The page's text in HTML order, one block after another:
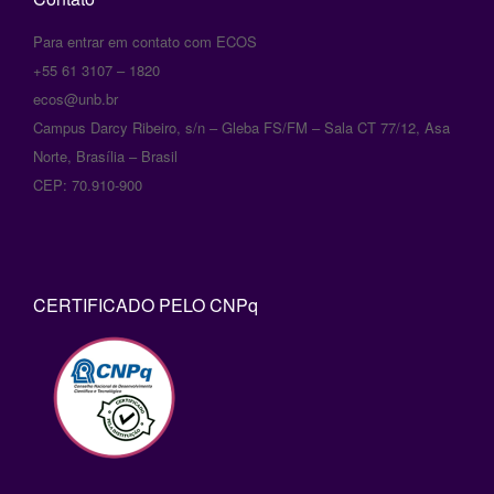
paling
enak
Para entrar em contato com ECOS
+55 61 3107 – 1820
ecos@unb.br
Campus Darcy Ribeiro, s/n – Gleba FS/FM – Sala CT 77/12, Asa
Norte, Brasília – Brasil
CEP: 70.910-900
CERTIFICADO PELO CNPq